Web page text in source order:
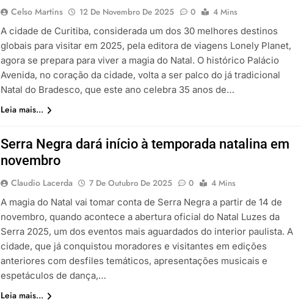
Celso Martins 12 De Novembro De 2025 0
4 Mins
A cidade de Curitiba, considerada um dos 30 melhores destinos
globais para visitar em 2025, pela editora de viagens Lonely Planet,
agora se prepara para viver a magia do Natal. O histórico Palácio
Avenida, no coração da cidade, volta a ser palco do já tradicional
Natal do Bradesco, que este ano celebra 35 anos de…
Leia mais...
Serra Negra dará início à temporada natalina em
novembro
Claudio Lacerda 7 De Outubro De 2025 0
4 Mins
A magia do Natal vai tomar conta de Serra Negra a partir de 14 de
novembro, quando acontece a abertura oficial do Natal Luzes da
Serra 2025, um dos eventos mais aguardados do interior paulista. A
cidade, que já conquistou moradores e visitantes em edições
anteriores com desfiles temáticos, apresentações musicais e
espetáculos de dança,…
Leia mais...